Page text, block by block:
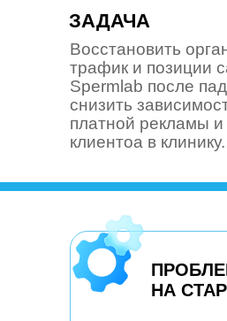
НА
Восстановить
трафик и позиции
Spermlab после
снизить
платной рекламы и
клиентоа в клинику.
ЗАДАЧА